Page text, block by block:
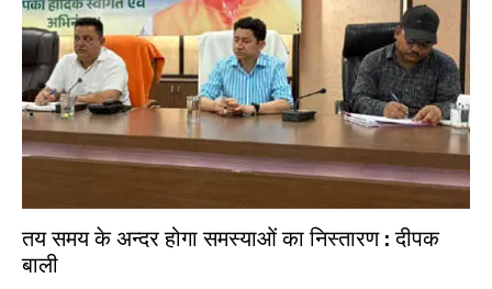
तय समय के अन्दर होगा समस्याओं का निस्तारण : दीपक
बाली